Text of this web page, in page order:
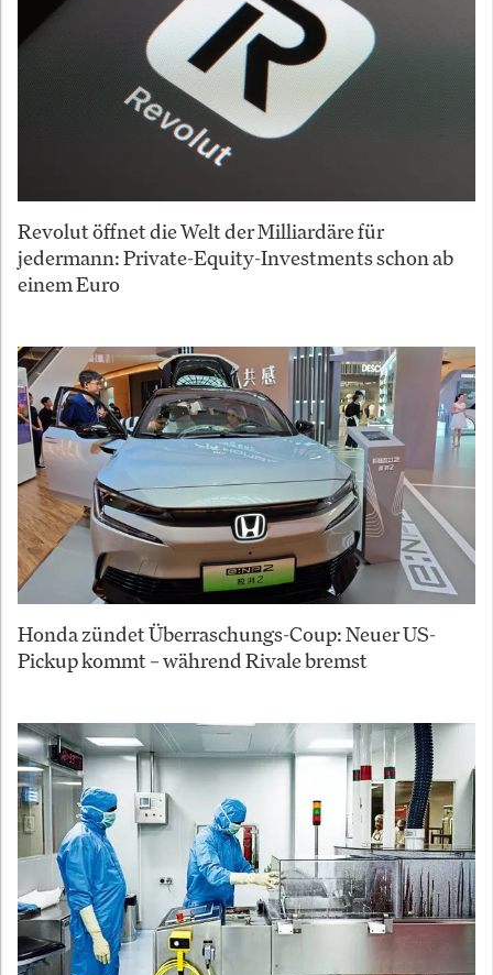
Revolut öffnet die Welt der Milliardäre für
jedermann: Private-Equity-Investments schon ab
einem Euro
Honda zündet Überraschungs-Coup: Neuer US-
Pickup kommt – während Rivale bremst